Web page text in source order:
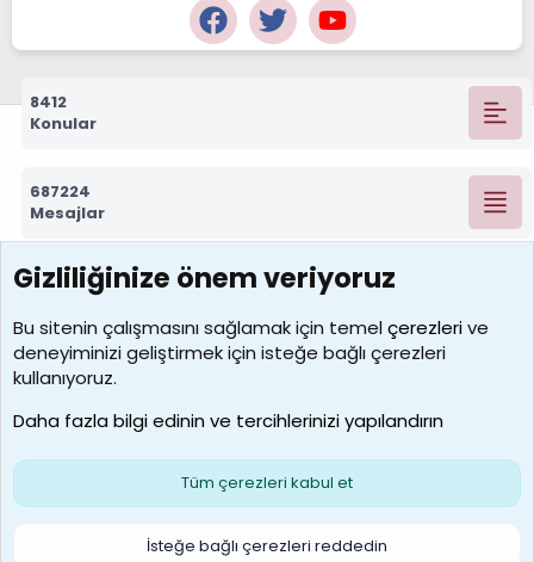
8412
Konular
687224
Mesajlar
7388
Kullanıcılar
borabekirogluu
Son üye
Çerezler
S
Gizliliğinize önem veriyoruz
Bu sitenin çalışmasını sağlamak için temelçerezlerive
deneyiminizi geliştirmek için isteğe bağlı çerezleri
kullanıyoruz.
Daha fazla bilgi edinin ve tercihlerinizi yapılandırın
Tüm çerezleri kabul et
İsteğe bağlı çerezleri reddedin